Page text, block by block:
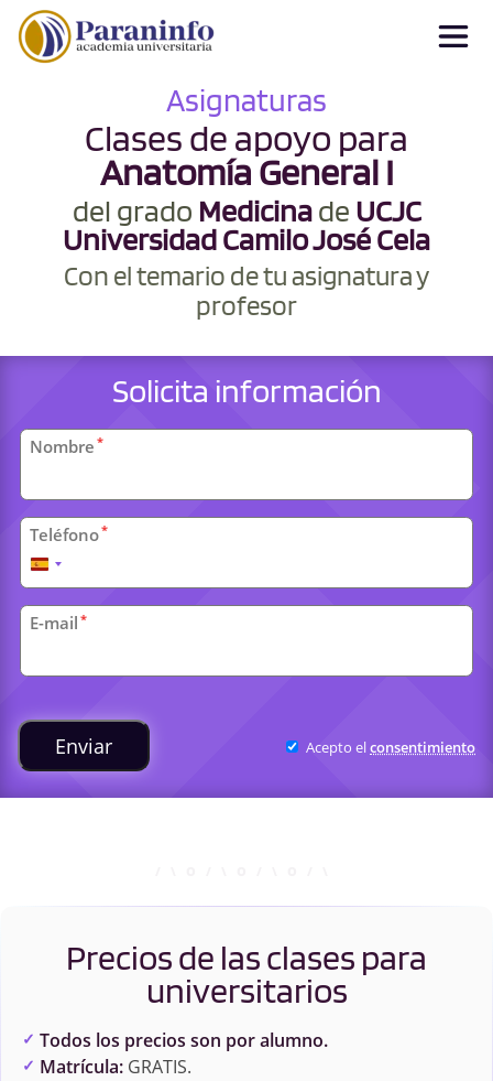
Asignaturas
Clases de apoyo para
Anatomía General I
del grado Medicinade UCJC
Universidad Camilo José Cela
Con el temario de tu asignatura y
profesor
Solicita información
Datos
personales
Nombre *
Teléfono*
España
+34
E-mail *
universitarias
Enviar Acepto elconsentimiento
Precios de las clases para
universitarios
Todos los precios son por alumno.
Matrícula:GRATIS.